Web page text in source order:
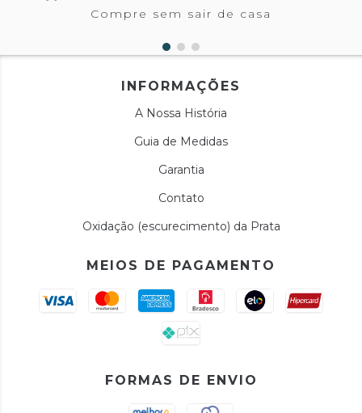
Compre sem sair de casa
INFORMAÇÕES
A Nossa História
Guia de Medidas
Garantia
Contato
Oxidação (escurecimento) da Prata
MEIOS DE PAGAMENTO
FORMAS DE ENVIO